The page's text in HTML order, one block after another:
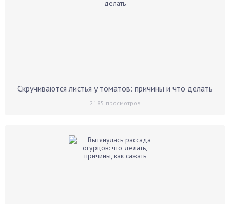
Скручиваются листья у томатов: причины и что делать
2185 просмотров